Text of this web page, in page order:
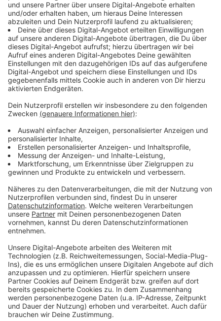
Ställe gibt es schon in Bad Sassendorf im Kreis Soest.
Hier wird zum Beispiel dafür gesorgt, dass die Tiere
artgerechter gehalten werden können ohne das dabei
die Umwelt stärker belastet wird. Zum Beispiel mit
einer Art Schweineklo.
Anzeige
Kosten dafür werden auch die Verbraucher
Anzeige
Die neuen Ställe werden nicht nur für die Bauern teuer,
beteiligt sich zwar der Bund - auch das Land trägt
einen Teil der Kosten - doch es wird immer noch ein
Teil der Kosten übrig bleiben. Das müssen wir
Verbraucher übernehmen. Es wird geschätzt, dass das
Cent pro Kilo für uns Verbraucher teurer werden wird.
Schätzungsweise soll es in ca. 1 Jahren soweit sein.
Der Bau der neuen Schweineställe ist für die
Landwirte freiwillig. Trotzdem hofft das Land, dass
sich in NRW etwa 70 Prozent der Betriebe daran
beteiligen werden. Immerhin würden die Bauern damit